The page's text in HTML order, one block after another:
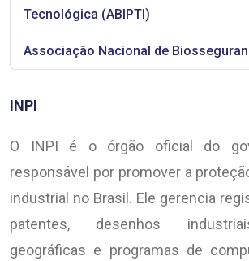
Tecnológica (ABIPTI)
Associação Nacional de
INPI
O INPI é o órgão oficial do
responsável por promover a
industrial no Brasil. Ele gerencia
patentes, desenhos
geográficas e programas de